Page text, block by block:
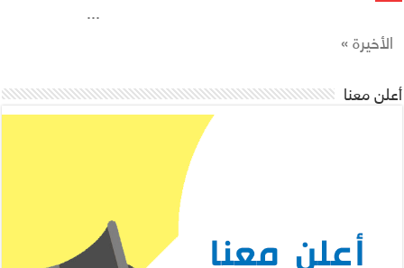
...
الأخيرة »
أعلن معنا